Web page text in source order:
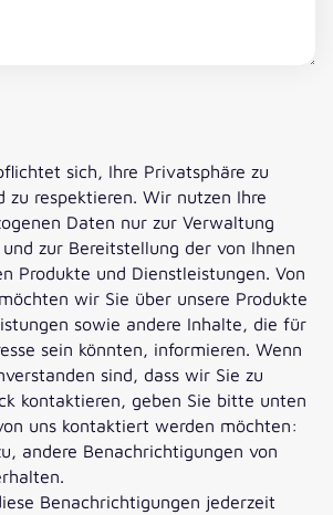
sich, Ihre Privatsphäre zu
zu respektieren. Wir nutzen Ihre
Daten nur zur Verwaltung
und zur Bereitstellung der von Ihnen
Produkte und Dienstleistungen. Von
wir Sie über unsere Produkte
sowie andere Inhalte, die für
sein könnten, informieren. Wenn
sind, dass wir Sie zu
kontaktieren, geben Sie bitte unten
uns kontaktiert werden möchten:
andere Benachrichtigungen von
Benachrichtigungen jederzeit